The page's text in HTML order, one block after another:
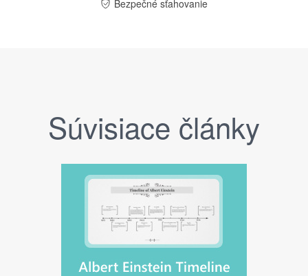
Bezpečné sťahovanie
Súvisiace články